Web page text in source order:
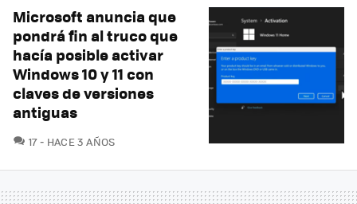
Microsoft anuncia que
pondrá fin al truco que
hacía posible activar
Windows 10 y 11 con
claves de versiones
antiguas
17COMENTARIOS
HACE 3 AÑOS